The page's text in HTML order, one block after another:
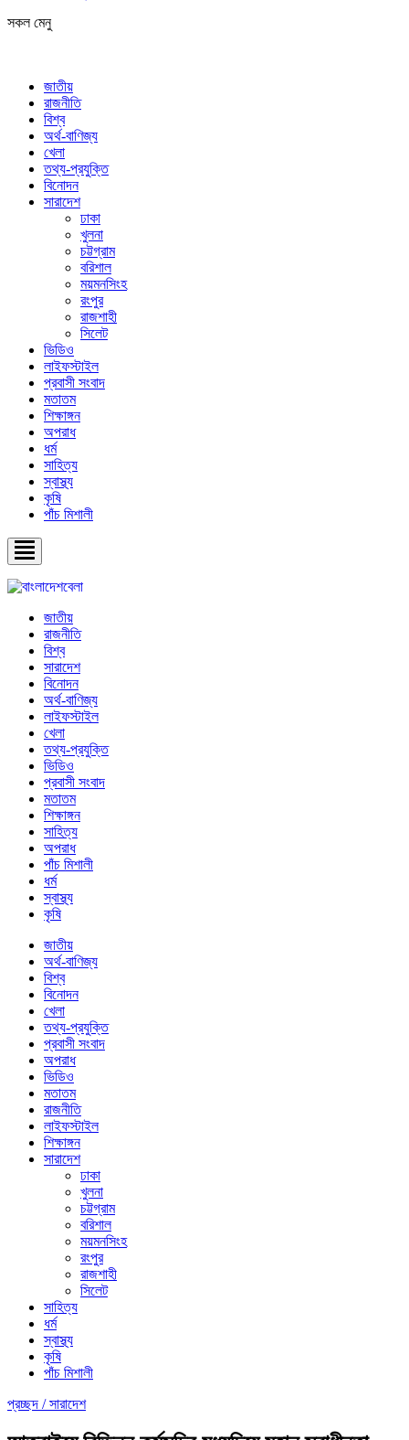
সকল মেনু
জাতীয়
রাজনীতি
বিশ্ব
অর্থ-বাণিজ্য
খেলা
তথ্য-প্রযুক্তি
বিনোদন
সারাদেশ
ঢাকা
খুলনা
চট্টগ্রাম
বরিশাল
ময়মনসিংহ
রংপুর
রাজশাহী
সিলেট
ভিডিও
লাইফস্টাইল
প্রবাসী সংবাদ
মতাতম
শিক্ষাঙ্গন
অপরাধ
ধর্ম
সাহিত্য
স্বাস্থ্য
কৃষি
পাঁচ মিশালী
জাতীয়
রাজনীতি
বিশ্ব
সারাদেশ
বিনোদন
অর্থ-বাণিজ্য
লাইফস্টাইল
খেলা
তথ্য-প্রযুক্তি
ভিডিও
প্রবাসী সংবাদ
মতাতম
শিক্ষাঙ্গন
সাহিত্য
অপরাধ
পাঁচ মিশালী
ধর্ম
স্বাস্থ্য
কৃষি
জাতীয়
অর্থ-বাণিজ্য
বিশ্ব
বিনোদন
খেলা
তথ্য-প্রযুক্তি
প্রবাসী সংবাদ
অপরাধ
ভিডিও
মতাতম
রাজনীতি
লাইফস্টাইল
শিক্ষাঙ্গন
সারাদেশ
ঢাকা
খুলনা
চট্টগ্রাম
বরিশাল
ময়মনসিংহ
রংপুর
রাজশাহী
সিলেট
সাহিত্য
ধর্ম
স্বাস্থ্য
কৃষি
পাঁচ মিশালী
প্রচ্ছদ /সারাদেশ